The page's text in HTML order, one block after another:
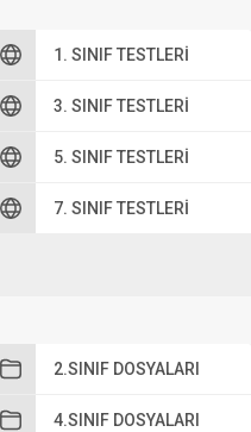
1. SINIF TESTLERI
3. SINIF TESTLERI
5. SINIF TESTLERI
7. SINIF TESTLERI
2.SINIF DOSYALARI
4.SINIF DOSYALARI